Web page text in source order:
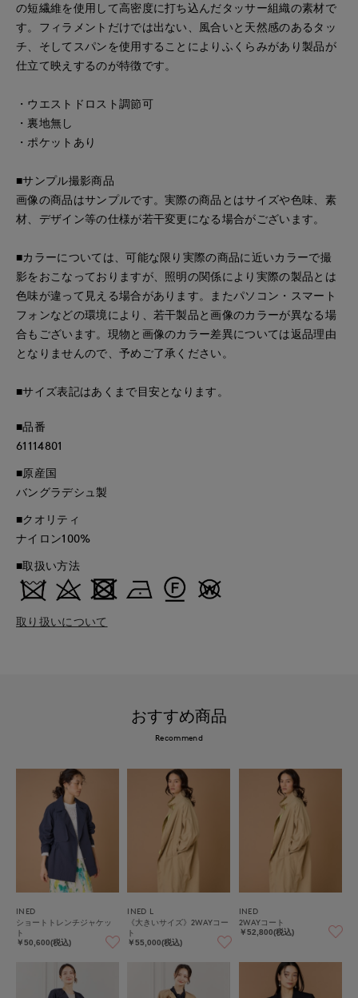
の短繊維を使用して高密度に打ち込んだタッサー組織の素材で
す。フィラメントだけでは出ない、風合いと天然感のあるタッ
チ、そしてスパンを使用することによりふくらみがあり製品が
仕立て映えするのが特徴です。
・ウエストドロスト調節可
・裏地無し
・ポケットあり
■サンプル撮影商品
画像の商品はサンプルです。実際の商品とはサイズや色味、素
材、デザイン等の仕様が若干変更になる場合がございます。
■カラーについては、可能な限り実際の商品に近いカラーで撮
影をおこなっておりますが、照明の関係により実際の製品とは
色味が違って見える場合があります。またパソコン・スマート
フォンなどの環境により、若干製品と画像のカラーが異なる場
合もございます。現物と画像のカラー差異については返品理由
となりませんので、予めご了承ください。
■サイズ表記はあくまで目安となります。
■品番
61114801
■原産国
バングラデシュ製
■クオリティ
ナイロン100%
■取扱い方法
取り扱いについて
おすすめ商品
Recommend
INED
ショートトレンチジャケッ
ト
￥50,600(税込)
INED L
《大きいサイズ》2WAYコー
ト
￥55,000(税込)
INED
2WAYコート
￥52,800(税込)